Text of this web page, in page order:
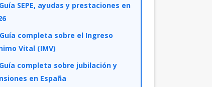
SEPE, ayudas y prestaciones en
completa sobre el Ingreso
Vital (IMV)
Guía completa sobre jubilación y
en España